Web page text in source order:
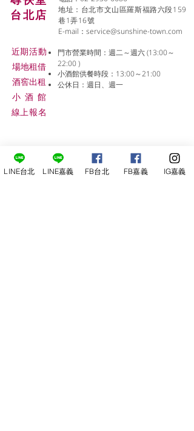
台北店
地址：台北市文山區羅斯福路六段159
巷1弄16號
E-mail： service@sunshine-town.com
近期活動
場地租借
​酒窖出租
小酒 館
線上報名
門市營業時間：週二～週六 (13:00～
22:00 )
小酒館供餐時段：13:00～21:00
公休日：週日、週一
LINE台北 LINE嘉義 FB台北 FB嘉義 IG嘉義